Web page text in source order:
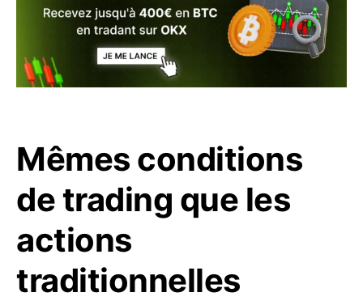
Mêmes conditions
de trading que les
actions
traditionnelles